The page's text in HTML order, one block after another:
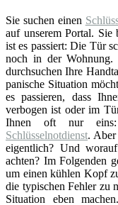
Sie suchen einen
auf unserem Portal.
ist es passiert: Die Tür
noch in der
durchsuchen Ihre
panische Situation
es passieren, dass
verbogen ist oder im
Ihnen oft nur
Schlüsselnotdienst.
eigentlich? Und
achten? Im Folgenden
um einen kühlen Kopf
die typischen Fehler zu
Situation eben